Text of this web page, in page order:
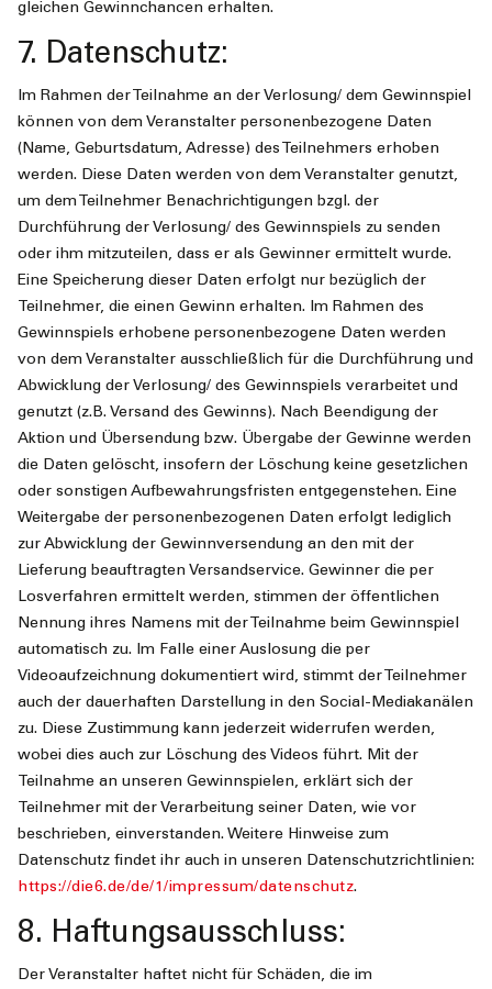
gleichen Gewinnchancen erhalten.
7. Datenschutz:
Im Rahmen der Teilnahme an der Verlosung/ dem Gewinnspiel
können von dem Veranstalter personenbezogene Daten
(Name, Geburtsdatum, Adresse) des Teilnehmers erhoben
werden. Diese Daten werden von dem Veranstalter genutzt,
um dem Teilnehmer Benachrichtigungen bzgl. der
Durchführung der Verlosung/ des Gewinnspiels zu senden
oder ihm mitzuteilen, dass er als Gewinner ermittelt wurde.
Eine Speicherung dieser Daten erfolgt nur bezüglich der
Teilnehmer, die einen Gewinn erhalten. Im Rahmen des
Gewinnspiels erhobene personenbezogene Daten werden
von dem Veranstalter ausschließlich für die Durchführung und
Abwicklung der Verlosung/ des Gewinnspiels verarbeitet und
genutzt (z.B. Versand des Gewinns). Nach Beendigung der
Aktion und Übersendung bzw. Übergabe der Gewinne werden
die Daten gelöscht, insofern der Löschung keine gesetzlichen
oder sonstigen Aufbewahrungsfristen entgegenstehen. Eine
Weitergabe der personenbezogenen Daten erfolgt lediglich
zur Abwicklung der Gewinnversendung an den mit der
Lieferung beauftragten Versandservice. Gewinner die per
Losverfahren ermittelt werden, stimmen der öffentlichen
Nennung ihres Namens mit der Teilnahme beim Gewinnspiel
automatisch zu. Im Falle einer Auslosung die per
Videoaufzeichnung dokumentiert wird, stimmt der Teilnehmer
auch der dauerhaften Darstellung in den Social-Mediakanälen
zu. Diese Zustimmung kann jederzeit widerrufen werden,
wobei dies auch zur Löschung des Videos führt. Mit der
Teilnahme an unseren Gewinnspielen, erklärt sich der
Teilnehmer mit der Verarbeitung seiner Daten, wie vor
beschrieben, einverstanden. Weitere Hinweise zum
Datenschutz findet ihr auch in unseren Datenschutzrichtlinien:
https://die6.de/de/1/impressum/datenschutz.
8. Haftungsausschluss:
Der Veranstalter haftet nicht für Schäden, die im